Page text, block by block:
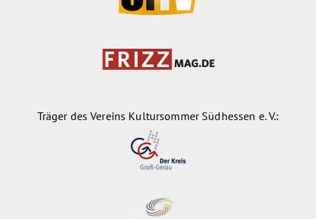
Träger des Vereins Kultursommer Südhessen e. V.: